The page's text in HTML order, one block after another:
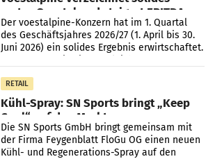
erstes Quartal und steigert EBITDA
Der voestalpine-Konzern hat im 1. Quartal
des Geschäftsjahres 2026/27 (1. April bis 30.
Juni 2026) ein solides Ergebnis erwirtschaftet.
RETAIL
Kühl-Spray: SN Sports bringt „Keep
Cool“ auf den Markt
Die SN Sports GmbH bringt gemeinsam mit
der Firma Feygenblatt FloGu OG einen neuen
Kühl- und Regenerations-Spray auf den